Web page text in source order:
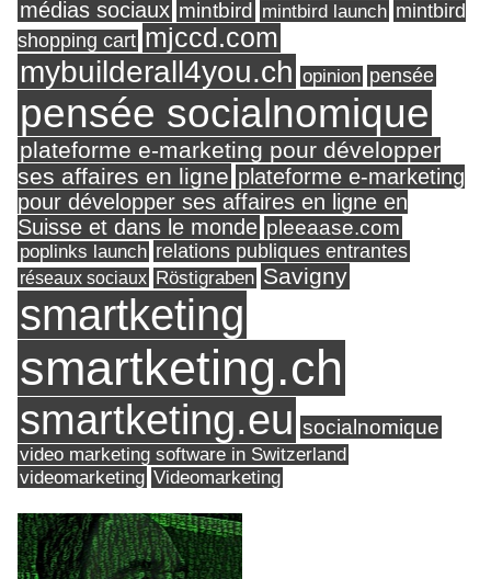
médias sociaux mintbird mintbird launch mintbird
shopping cart mjccd.com
mybuilderall4you.ch opinion pensée
pensée socialnomique
plateforme e-marketing pour développer
ses affaires en ligne plateforme e-marketing
pour développer ses affaires en ligne en
Suisse et dans le monde pleeaase.com
poplinks launch relations publiques entrantes
réseaux sociaux Röstigraben Savigny
smartketing
smartketing.ch
smartketing.eu socialnomique
video marketing software in Switzerland
videomarketing Videomarketing